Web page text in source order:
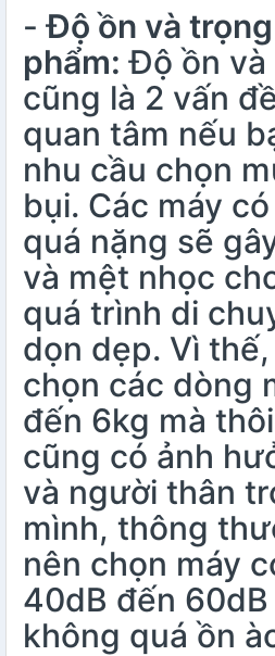
-Độ ồn và
phẩm: Độ ồn và
cũng là 2 vấn
quan tâm nếu
nhu cầu chọn
bụi. Các máy
quá nặng sẽ
và mệt nhọc
quá trình di
dọn dẹp. Vì
chọn các dòng
đến 6kg mà
cũng có ảnh
và người thân
mình, thông
nên chọn máy
40dB đến
không quá ồn